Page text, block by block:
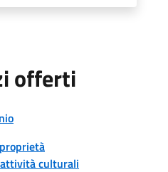
offerti
culturali